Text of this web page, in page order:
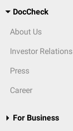
DocCheck
About Us
Investor Relations
Press
Career
For Business